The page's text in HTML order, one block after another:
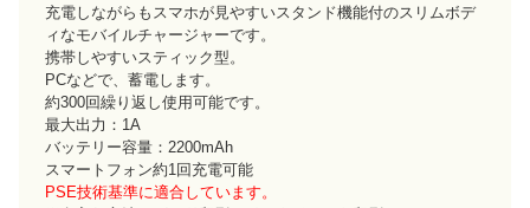
充電しながらもスマホが見やすいスタンド機能付のスリムボデ
ィなモバイルチャージャーです。
携帯しやすいスティック型。
PCなどで、蓄電します。
約300回繰り返し使用可能です。
最大出力：1A
バッテリー容量：2200mAh
スマートフォン約1回充電可能
PSE技術基準に適合しています。